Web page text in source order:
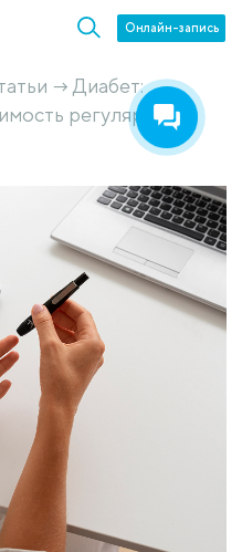
Онлайн-запись
→ Диабет:
регулярных